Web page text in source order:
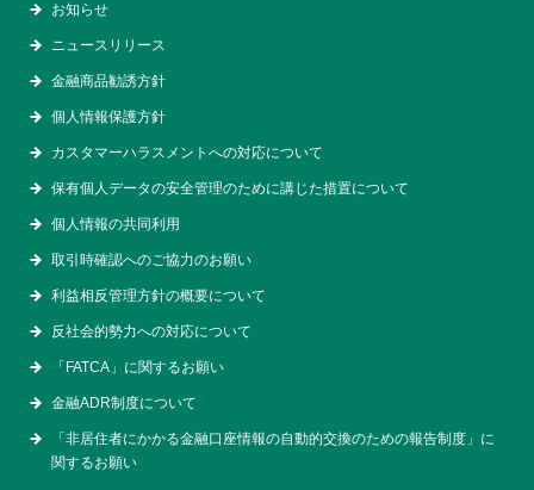
お知らせ
ニュースリリース
金融商品勧誘方針
個人情報保護方針
カスタマーハラスメントへの対応について
保有個人データの安全管理のために講じた措置について
個人情報の共同利用
取引時確認へのご協力のお願い
利益相反管理方針の概要について
反社会的勢力への対応について
「FATCA」に関するお願い
金融ADR制度について
「非居住者にかかる金融口座情報の自動的交換のための報告制度」に
関するお願い